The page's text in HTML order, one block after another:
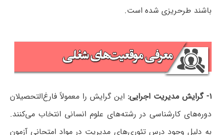
باشند طرح­ریزی شده است.
۱- گرایش مدیریت اجرایی:
این گرایش را معمولاً فارغ‌التحصیلان
دوره‌های کارشناسی در رشته‌های علوم انسانی انتخاب می‌کنند.
به دلیل وجود درس تئوری‌های مدیریت در مواد امتحانی آزمون